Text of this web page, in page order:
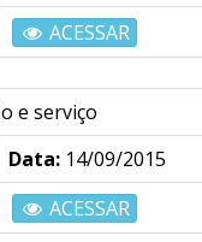
ACESSAR
e serviço
Data:14/09/2015
ACESSAR